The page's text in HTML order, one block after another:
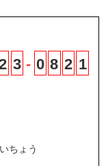
3 - 0 8 2 1
ちょう